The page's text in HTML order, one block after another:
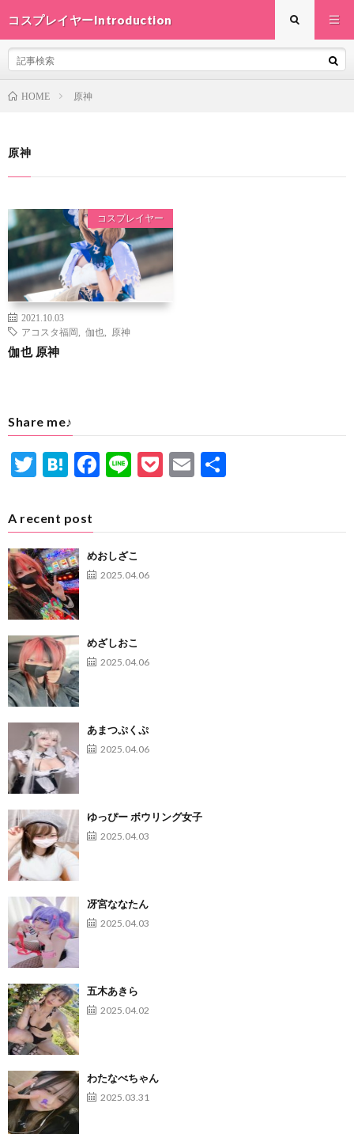
コスプレイヤーIntroduction
HOME 原神
原神
コスプレイヤー
2021.10.03
アコスタ福岡
伽也 原神
伽也 原神
Share me♪
T
itt
er
H
e
n
a
F
b
o
Li P
t
E
l
A recent post
めおしざこ
2025.04.06
めざしおこ
2025.04.06
あまつぷくぷ
2025.04.06
ゆっぴー ボウリング女子
2025.04.03
冴宮ななたん
2025.04.03
五木あきら
2025.04.02
わたなべちゃん
2025.03.31